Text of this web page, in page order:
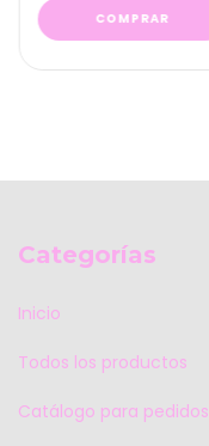
Categorías
Inicio
Todos los productos
Catálogo para pedidos